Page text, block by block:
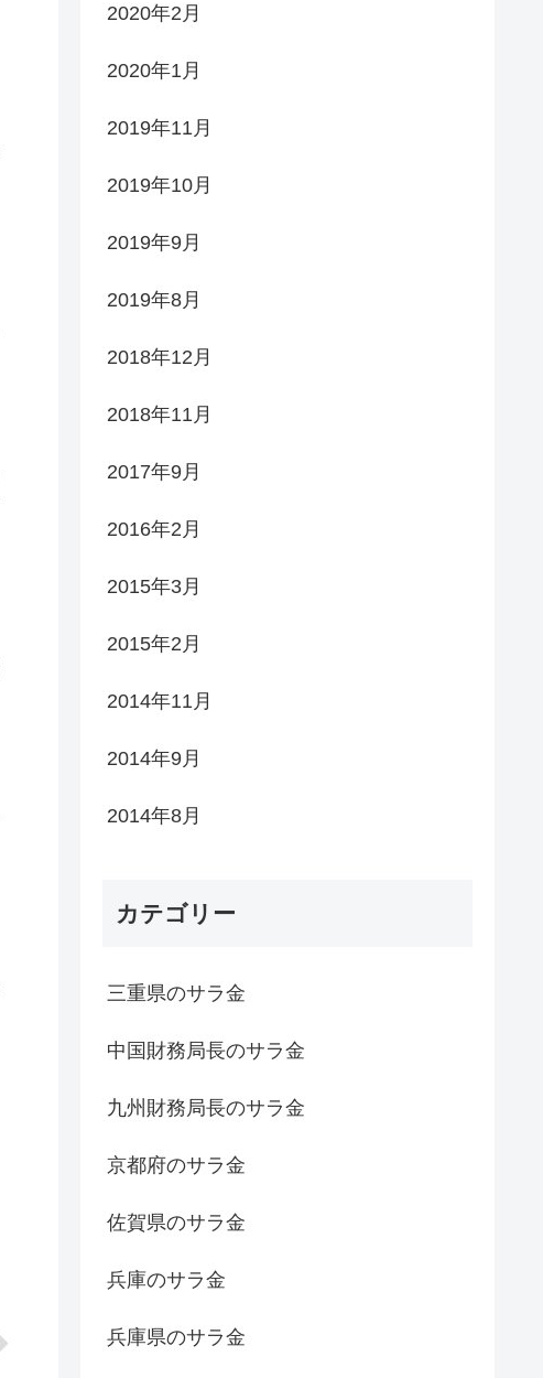
2020年2月
2020年1月
2019年11月
2019年10月
2019年9月
2019年8月
2018年12月
2018年11月
2017年9月
2016年2月
2015年3月
2015年2月
2014年11月
2014年9月
2014年8月
カテゴリー
三重県のサラ金
中国財務局長のサラ金
九州財務局長のサラ金
京都府のサラ金
佐賀県のサラ金
兵庫のサラ金
兵庫県のサラ金